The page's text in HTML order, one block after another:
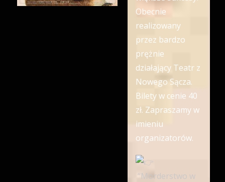
Obecnie
realizowany
przez bardzo
prężnie
działający Teatr z
Nowego Sącza.
Bilety w cenie 40
zł. Zapraszamy w
imieniu
organizatorów.
“Morderstwo w